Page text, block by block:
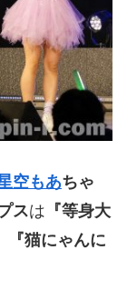
空もあちゃ
スは 『等身大
『猫にゃんに